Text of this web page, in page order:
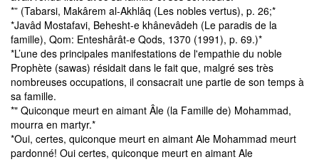
*” (Tabarsi, Makârem al-Akhlâq (Les nobles vertus), p. 26;*
*Javâd Mostafavi, Behesht-e khânevâdeh (Le paradis de la
famille), Qom: Enteshârât-e Qods, 1370 (1991), p. 69.)*
*L’une des principales manifestations de l'empathie du noble
Prophète (sawas) résidait dans le fait que, malgré ses très
nombreuses occupations, il consacrait une partie de son temps à
sa famille.
*" Quiconque meurt en aimant Âle (la Famille de) Mohammad,
mourra en martyr.*
*Oui, certes, quiconque meurt en aimant Ale Mohammad meurt
pardonné! Oui certes, quiconque meurt en aimant Ale